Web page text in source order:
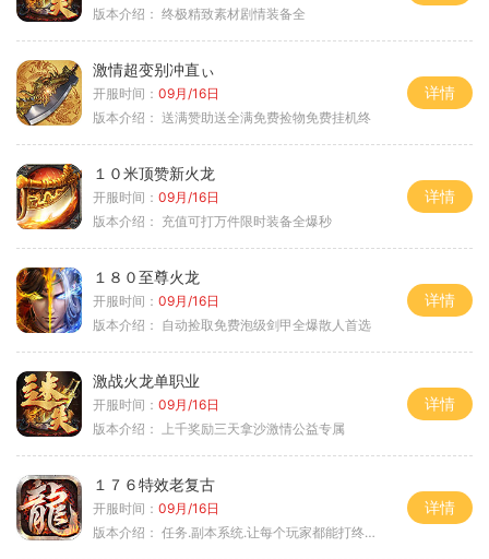
版本介绍： 终极精致素材剧情装备全
激情超变别冲直ぃ
开服时间： 09月/16日
版本介绍： 送满赞助送全满免费捡物免费挂机终
详情
１０米顶赞新火龙
开服时间： 09月/16日
版本介绍： 充值可打万件限时装备全爆秒
详情
１８０至尊火龙
开服时间： 09月/16日
版本介绍： 自动捡取免费泡级剑甲全爆散人首选
详情
激战火龙单职业
开服时间： 09月/16日
版本介绍：
上千奖励三天拿沙激情公益专属
详情
１７６特效老复古
开服时间： 09月/16日
版本介绍： 任务.副本系统.让每个玩家都能打终极BOSS
详情